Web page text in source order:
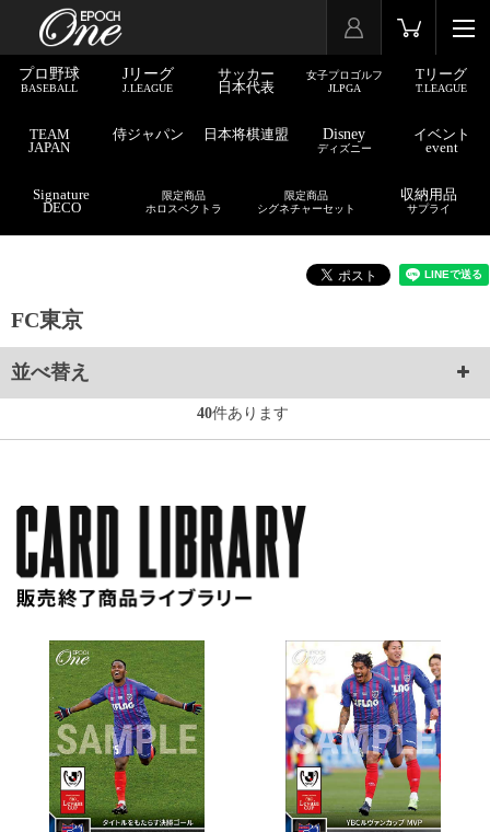
プロ野球
BASEBALL
Jリーグ
J.LEAGUE
サッカー
日本代表
女子プロゴルフ
JLPGA
Tリーグ
T.LEAGUE
TEAM
JAPAN
侍ジャパン 日本将棋連盟 Disney
ディズニー
イベント
event
Signature
DECO
限定商品
ホロスペクトラ
限定商品
シグネチャーセット
収納用品
サプライ
FC東京
並べ替え
40件あります